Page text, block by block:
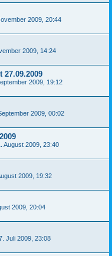
2009, 20:44
2009, 14:24
27.09.2009
2009, 19:12
2009, 00:02
August 2009, 23:40
2009, 19:32
2009, 20:04
Juli 2009, 23:08